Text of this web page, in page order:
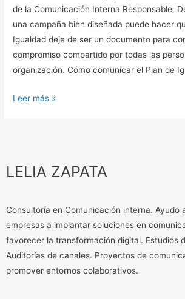
de la Comunicación Interna Responsable.
una campaña bien diseñada puede hacer
Igualdad deje de ser un documento para
compromiso compartido por todas las
organización. Cómo comunicar el Plan de
Leer más »
LELIA ZAPATA
Consultoría en Comunicación interna. Ayudo
empresas a implantar soluciones en
favorecer la transformación digital. Estudios
Auditorías de canales. Proyectos de
promover entornos colaborativos.